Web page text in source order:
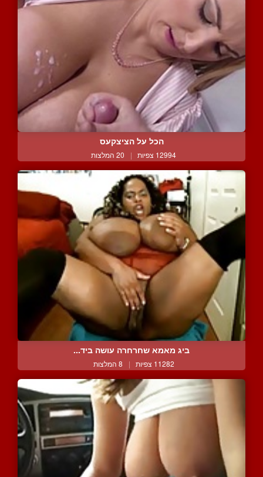
הכל על הציצקעס
12994 צפיות | 20 המלצות
ביג מאמא שחרחרה עושה ביד...
11282 צפיות | 8 המלצות